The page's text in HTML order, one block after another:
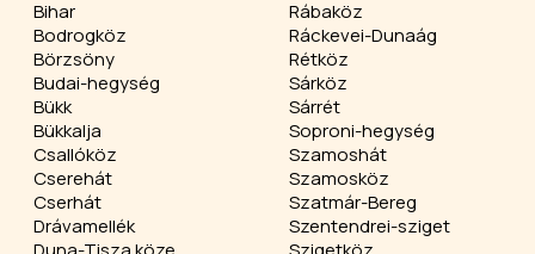
Bihar
Bodrogköz
Börzsöny
Budai-hegység
Bükk
Bükkalja
Csallóköz
Cserehát
Cserhát
Drávamellék
Rábaköz
Ráckevei-Dunaág
Rétköz
Sárköz
Sárrét
Soproni-hegység
Szamoshát
Szamosköz
Szatmár-Bereg
Szentendrei-sziget